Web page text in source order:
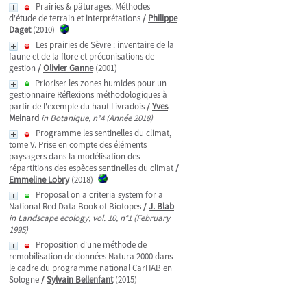
Prairies & pâturages. Méthodes
d'étude de terrain et interprétations/ Philippe
Daget(2010)
Les prairies de Sèvre : inventaire de la
faune et de la flore et préconisations de
gestion /Olivier Ganne(2001)
Prioriser les zones humides pour un
gestionnaire Réflexions méthodologiques à
partir de l'exemple du haut Livradois/Yves
Meinard in Botanique, n°4 (Année 2018)
Programme les sentinelles du climat,
tome V. Prise en compte des éléments
paysagers dans la modélisation des
répartitions des espèces sentinelles du climat/
Emmeline Lobry(2018)
Proposal on a criteria system for a
National Red Data Book of Biotopes/J. Blab
in Landscape ecology, vol. 10, n°1 (February
1995)
Proposition d'une méthode de
remobilisation de données Natura 2000 dans
le cadre du programme national CarHAB en
Sologne/Sylvain Bellenfant(2015)